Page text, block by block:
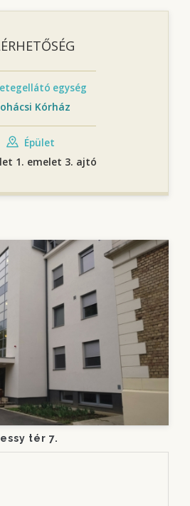
egység
Kórház
Épület
1. emelet 3. ajtó
tér 7.